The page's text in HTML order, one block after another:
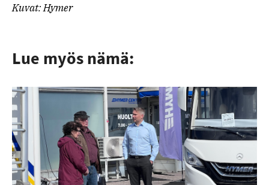
Kuvat: Hymer
Lue myös nämä: